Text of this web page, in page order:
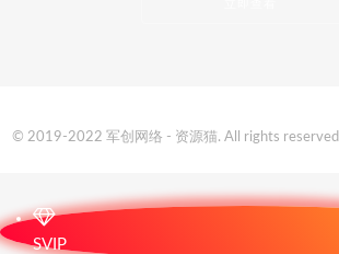
© 2019-2022 军创网络 - 资源猫. All rights reserved
SVIP